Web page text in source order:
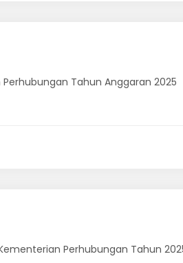
Tahun Anggaran 2025
Perhubungan Tahun